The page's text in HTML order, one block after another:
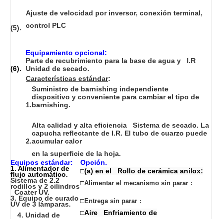
(5).
Ajuste de velocidad por inversor, conexión terminal,
control PLC
Equipamiento opcional:
(6).
Parte de recubrimiento para la base de agua y I.R
Unidad de secado.
Características estándar:
1.
Suministro de barnishing independiente
dispositivo y conveniente para cambiar el tipo de
barnishing.
2.
Alta calidad y alta eficiencia Sistema de secado. La
capucha reflectante de I.R. El tubo de cuarzo puede
acumular calor
en la superficie de la hoja.
Equipos estándar:
Opción.
1. Alimentador de
flujo automático. □(a) en el Rollo de cerámica anilox:
Sistema de 2.2
rodillos y 2 cilindros
Coater UV.
□Alimentar el mecanismo sin parar :
3. Equipo de curado
UV de 3 lámparas. □Entrega sin parar :
4. Unidad de □Aire Enfriamiento de